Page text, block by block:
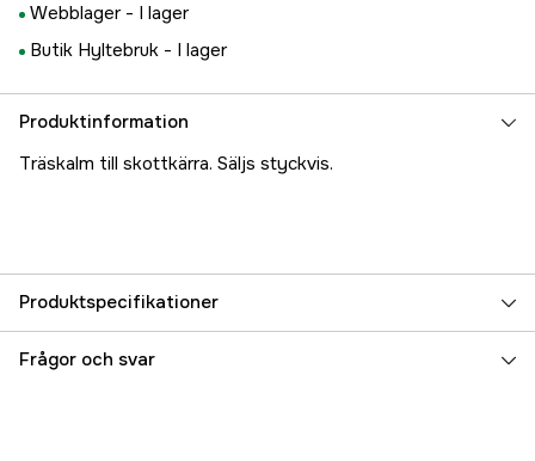
Webblager - I lager
Butik Hyltebruk - I lager
Produktinformation
Träskalm till skottkärra. Säljs styckvis.
Produktspecifikationer
Referensnummer 3000006843
Frågor och svar